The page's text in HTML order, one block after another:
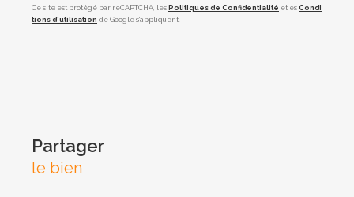
Ce site est protégé par reCAPTCHA, les Politiques de Confidentialité et es Condi
tions d'utilisation de Google s'appliquent.
partager
le bien